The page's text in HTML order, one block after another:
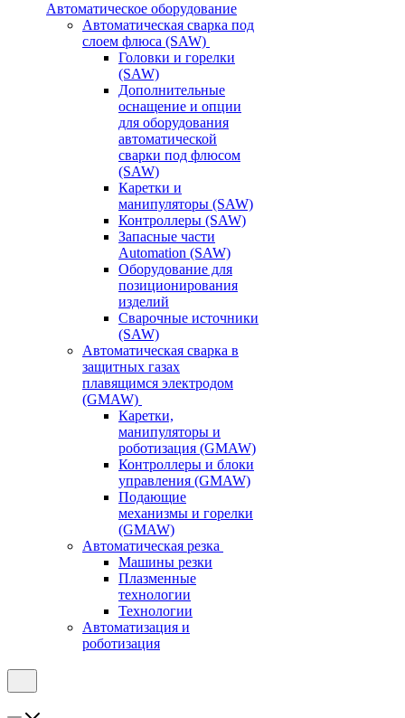
Автоматическое оборудование
Автоматическая сварка под
слоем флюса (SAW)
Головки и горелки
(SAW)
Дополнительные
оснащение и опции
для оборудования
автоматической
сварки под флюсом
(SAW)
Каретки и
манипуляторы (SAW)
Контроллеры (SAW)
Запасные части
Automation (SAW)
Оборудование для
позиционирования
изделий
Сварочные источники
(SAW)
Автоматическая сварка в
защитных газах
плавящимся электродом
(GMAW)
Каретки,
манипуляторы и
роботизация (GMAW)
Контроллеры и блоки
управления (GMAW)
Подающие
механизмы и горелки
(GMAW)
Автоматическая резка
Машины резки
Плазменные
технологии
Технологии
Автоматизация и
роботизация